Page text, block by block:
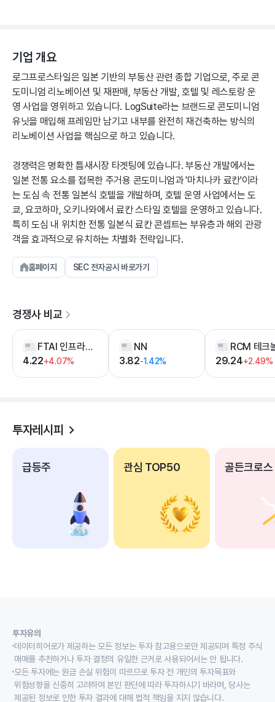
기업 개요
로그프로스타일은 일본 기반의 부동산 관련 종합 기업으로, 주로 콘
도미니엄 리노베이션 및 재판매, 부동산 개발, 호텔 및 레스토랑 운
영 사업을 영위하고 있습니다. LogSuite라는 브랜드로 콘도미니엄
유닛을 매입해 프레임만 남기고 내부를 완전히 재건축하는 방식의
리노베이션 사업을 핵심으로 하고 있습니다.
경쟁력은 명확한 틈새시장 타겟팅에 있습니다. 부동산 개발에서는
일본 전통 요소를 접목한 주거용 콘도미니엄과 '마치나카 료칸'이라
는 도심 속 전통 일본식 호텔을 개발하며, 호텔 운영 사업에서는 도
쿄, 요코하마, 오키나와에서 료칸 스타일 호텔을 운영하고 있습니다.
특히 도심 내 위치한 전통 일본식 료칸 콘셉트는 부유층과 해외 관광
객을 효과적으로 유치하는 차별화 전략입니다.
홈페이지 SEC 전자공시 바로가기
경쟁사 비교
FTAI 인프라스트럭쳐
4.22+4.07%
NN
3.82-1.42% 29.24+2.49%
투자레시피
급등주 관심 TOP50 골든크로스
투자유의
데이터히어로가 제공하는 모든 정보는 투자 참고용으로만 제공되며 특정 주식
매매를 추천하거나 투자 결정의 유일한 근거로 사용되어서는 안 됩니다.
모든 투자에는 원금 손실 위험이 따르므로 투자 전 개인의 투자목표와
위험성향을 신중히 고려하여 본인 판단에 따라 투자하시기 바라며, 당사는
제공된 정보로 인한 투자 결과에 대해 법적 책임을 지지 않습니다.